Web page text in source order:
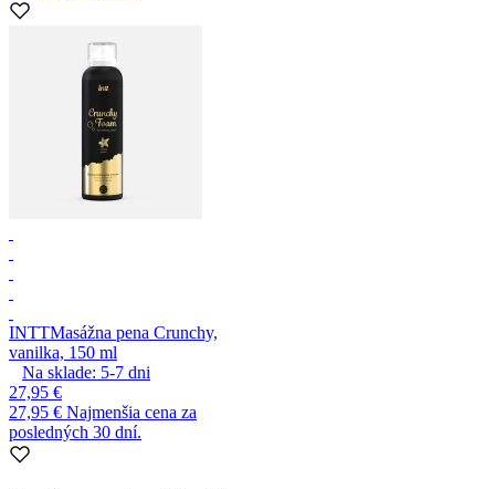
INTTMasážna pena Crunchy,
vanilka, 150 ml
Na sklade: 5-7 dni
27,95 €
27,95 € Najmenšia cena za
posledných 30 dní.